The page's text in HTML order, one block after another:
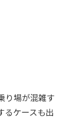
り場が混雑す
るケースも出